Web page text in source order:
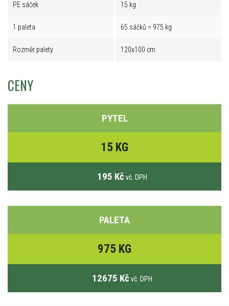
PE sáček 15 kg
1 paleta 65 sáčků = 975 kg
Rozměr palety 120x100 cm
CENY
PYTEL
15 KG
195 Kč vč. DPH
PALETA
975 KG
12675 Kč vč. DPH